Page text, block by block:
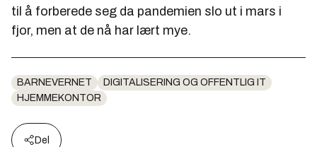
til å forberede seg da pandemien slo ut i mars i
fjor, men at de nå har lært mye.
BARNEVERNET
DIGITALISERING OG OFFENTLIG IT
HJEMMEKONTOR
Del